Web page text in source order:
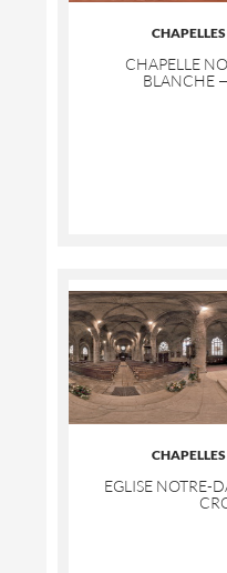
CHAPELLE
BLANCHE
EGLISE NOTRE-